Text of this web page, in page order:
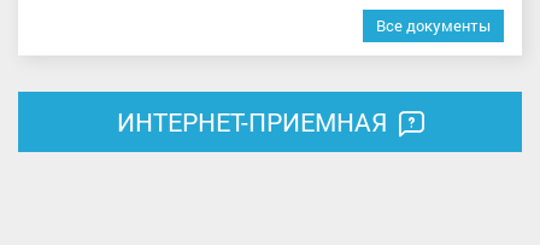
Все документы
ИНТЕРНЕТ-ПРИЕМНАЯ